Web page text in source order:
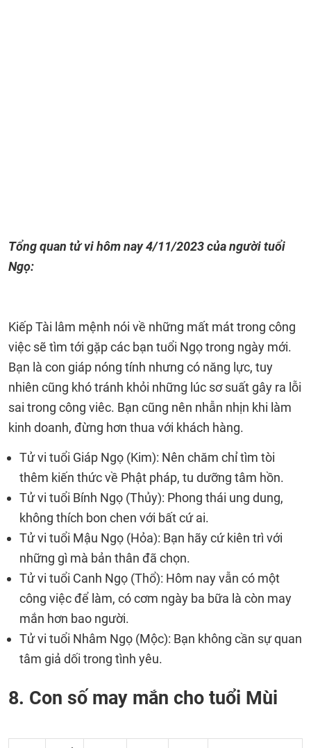
Tổng quan tử vi hôm nay4/11/2023của người tuổi
Ngọ:
Kiếp Tài lâm mệnh nói về những mất mát trong công
việc sẽ tìm tới gặp các bạn tuổi Ngọ trong ngày mới.
Bạn là con giáp nóng tính nhưng có năng lực, tuy
nhiên cũng khó tránh khỏi những lúc sơ suất gây ra lỗi
sai trong công viêc. Bạn cũng nên nhẫn nhịn khi làm
kinh doanh, đừng hơn thua với khách hàng.
Tử vi tuổi Giáp Ngọ (Kim): Nên chăm chỉ tìm tòi
thêm kiến thức về Phật pháp, tu dưỡng tâm hồn.
Tử vi tuổi Bính Ngọ (Thủy): Phong thái ung dung,
không thích bon chen với bất cứ ai.
Tử vi tuổi Mậu Ngọ (Hỏa): Bạn hãy cứ kiên trì với
những gì mà bản thân đã chọn.
Tử vi tuổi Canh Ngọ (Thổ): Hôm nay vẫn có một
công việc để làm, có cơm ngày ba bữa là còn may
mắn hơn bao người.
Tử vi tuổi Nhâm Ngọ (Mộc): Bạn không cần sự quan
tâm giả dối trong tình yêu.
8. Con số may mắn cho tuổi Mùi